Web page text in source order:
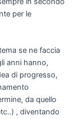
per le
se ne faccia
anni hanno,
di progresso,
da quello
, diventando